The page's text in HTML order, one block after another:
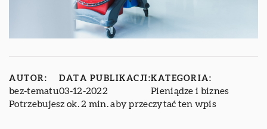
AUTOR:
bez-tematu
DATA PUBLIKACJI:
03-12-2022
KATEGORIA:
Pieniądze i biznes
Potrzebujesz ok. 2 min. aby przeczytać ten wpis